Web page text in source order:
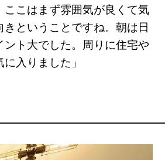
こはまず雰囲気が良くて気
ということですね。朝は日
ト大でした。周りに住宅や
入りました」